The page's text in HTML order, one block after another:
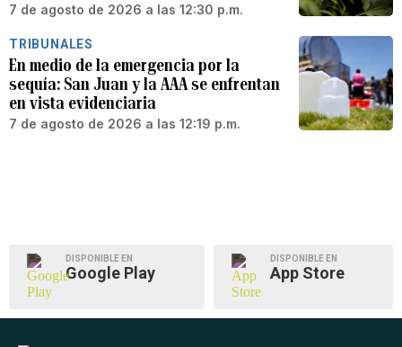
7 de agosto de 2026 a las 12:30 p.m.
TRIBUNALES
En medio de la emergencia por la
sequía: San Juan y la AAA se enfrentan
en vista evidenciaria
7 de agosto de 2026 a las 12:19 p.m.
DISPONIBLE EN
Google Play
DISPONIBLE EN
App Store